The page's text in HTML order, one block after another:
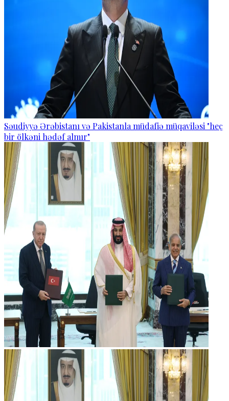
Səudiyyə Ərəbistanı və Pakistanla müdafiə müqaviləsi "heç
bir ölkəni hədəf almır"